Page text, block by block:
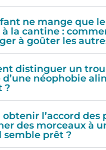
ne mange que
à la cantine :
à goûter les
distinguer un
d’une néophobie
?
l’accord des
des morceaux à
semble prêt ?